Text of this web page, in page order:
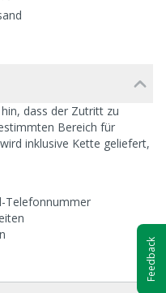
dass der Zutritt zu
Bereich für
inklusive Kette geliefert,
Telefonnummer
Feedback